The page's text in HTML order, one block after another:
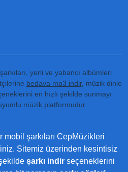
yerli ve yabancı albümleri
bedava mp3 indir, müzik dinle
en hızlı şekilde sunmayı
müzik platformudur.
şarkıları CepMüzikleri
Sitemiz üzerinden kesintisiz
şarkı indirseçeneklerini